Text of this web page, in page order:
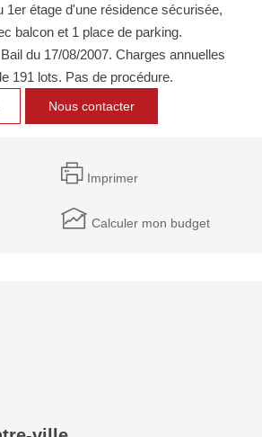
SYNDIC
GROUPE
Nos Agences
Nos Partenaires
Nous Rejoindre
1er étage d'une résidence sécurisée,
balcon et 1 place de parking.
du 17/08/2007. Charges annuelles
191 lots. Pas de procédure.
Nous contacter
Imprimer
Calculer mon budget